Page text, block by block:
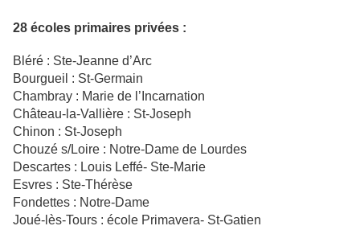
28 écoles primaires privées :
Bléré : Ste-Jeanne d’Arc
Bourgueil : St-Germain
Chambray : Marie de l’Incarnation
Château-la-Vallière : St-Joseph
Chinon : St-Joseph
Chouzé s/Loire : Notre-Dame de Lourdes
Descartes : Louis Leffé- Ste-Marie
Esvres : Ste-Thérèse
Fondettes : Notre-Dame
Joué-lès-Tours : école Primavera- St-Gatien